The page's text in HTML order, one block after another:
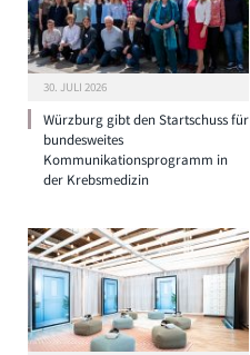
30. JULI 2026
Würzburg gibt den Startschuss für
bundesweites
Kommunikationsprogramm in
der Krebsmedizin